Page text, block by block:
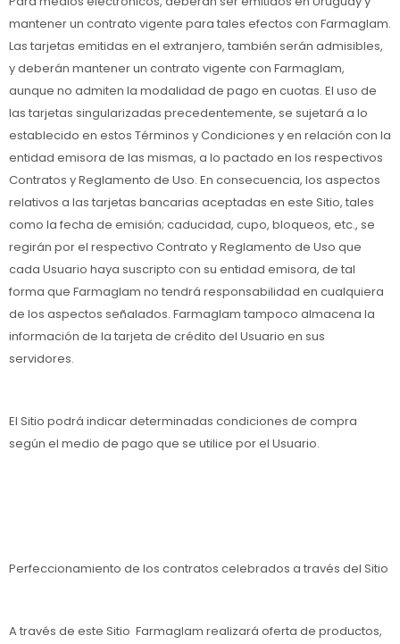
mantener un contrato vigente para tales efectos con Farmaglam.
Las tarjetas emitidas en el extranjero, también serán admisibles,
y deberán mantener un contrato vigente con Farmaglam,
aunque no admiten la modalidad de pago en cuotas. El uso de
las tarjetas singularizadas precedentemente, se sujetará a lo
establecido en estos Términos y Condiciones y en relación con la
entidad emisora de las mismas, a lo pactado en los respectivos
Contratos y Reglamento de Uso. En consecuencia, los aspectos
relativos a las tarjetas bancarias aceptadas en este Sitio, tales
como la fecha de emisión; caducidad, cupo, bloqueos, etc., se
regirán por el respectivo Contrato y Reglamento de Uso que
cada Usuario haya suscripto con su entidad emisora, de tal
forma que Farmaglam no tendrá responsabilidad en cualquiera
de los aspectos señalados. Farmaglam tampoco almacena la
información de la tarjeta de crédito del Usuario en sus
servidores.
El Sitio podrá indicar determinadas condiciones de compra
según el medio de pago que se utilice por el Usuario.
Perfeccionamiento de los contratos celebrados a través del Sitio
A través de este Sitio Farmaglam realizará oferta de productos,